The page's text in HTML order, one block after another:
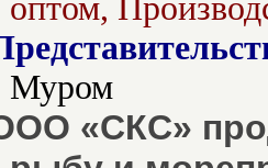
оптом,
Муром
«СКС»